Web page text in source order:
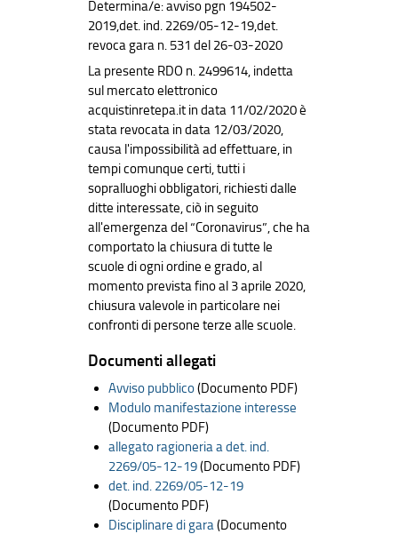
Determina/e: avviso pgn 194502-
2019,det. ind. 2269/05-12-19,det.
revoca gara n. 531 del 26-03-2020
La presente RDO n. 2499614, indetta
sul mercato elettronico
acquistinretepa.it in data 11/02/2020 è
stata revocata in data 12/03/2020,
causa l'impossibilità ad effettuare, in
tempi comunque certi, tutti i
sopralluoghi obbligatori, richiesti dalle
ditte interessate, ciò in seguito
all'emergenza del “Coronavirus”, che ha
comportato la chiusura di tutte le
scuole di ogni ordine e grado, al
momento prevista fino al 3 aprile 2020,
chiusura valevole in particolare nei
confronti di persone terze alle scuole.
Documenti allegati
Avviso pubblico(Documento PDF)
Modulo manifestazione interesse
(Documento PDF)
allegato ragioneria a det. ind.
2269/05-12-19(Documento PDF)
det. ind. 2269/05-12-19
(Documento PDF)
Disciplinare di gara(Documento